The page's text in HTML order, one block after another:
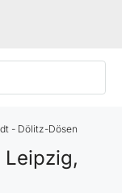
- Dölitz-Dösen